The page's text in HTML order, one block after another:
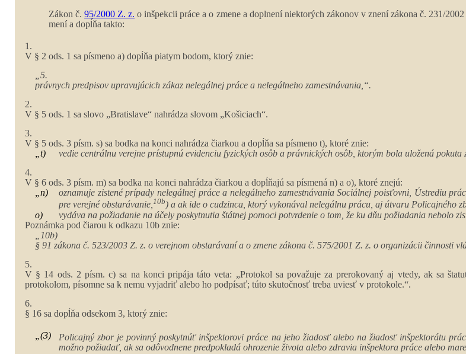
Zákon č.95/2000 Z. z. o inšpekcii práce a o zmene a doplnení niektorých zákonov v znení zákona č. 231/
mení a dopĺňa takto:
1.
V § 2 ods. 1 sa písmeno a) dopĺňa piatym bodom, ktorý znie:
„5.
právnych predpisov upravujúcich zákaz nelegálnej práce a nelegálneho zamestnávania,“.
2.
V § 5 ods. 1 sa slovo „Bratislave“ nahrádza slovom „Košiciach“.
3.
V § 5 ods. 3 písm. s) sa bodka na konci nahrádza čiarkou a dopĺňa sa písmeno t), ktoré znie:
„t)
vedie centrálnu verejne prístupnú evidenciu fyzických osôb a právnických osôb, ktorým bola uložená pokuta
4.
V § 6 ods. 3 písm. m) sa bodka na konci nahrádza čiarkou a dopĺňajú sa písmená n) a o), ktoré znejú:
„n)
oznamuje zistené prípady nelegálnej práce a nelegálneho zamestnávania Sociálnej poisťovni, Ústrediu
pre verejné obstarávanie,10b) a ak ide o cudzinca, ktorý vykonával nelegálnu prácu, aj útvaru Policajného
o)
vydáva na požiadanie na účely poskytnutia štátnej pomoci potvrdenie o tom, že ku dňu požiadania nebolo
Poznámka pod čiarou k odkazu 10b znie:
„10b)
§ 91 zákona č. 523/2003 Z. z. o verejnom obstarávaní a o zmene zákona č. 575/2001 Z. z. o organizácii činnosti
5.
V § 14 ods. 2 písm. c) sa na konci pripája táto veta: „Protokol sa považuje za prerokovaný aj vtedy, ak sa
protokolom, písomne sa k nemu vyjadriť alebo ho podpísať; túto skutočnosť treba uviesť v protokole.“.
6.
§ 16 sa dopĺňa odsekom 3, ktorý znie:
„(3) Policajný zbor je povinný poskytnúť inšpektorovi práce na jeho žiadosť alebo na žiadosť inšpektorátu
možno požiadať, ak sa odôvodnene predpokladá ohrozenie života alebo zdravia inšpektora práce alebo